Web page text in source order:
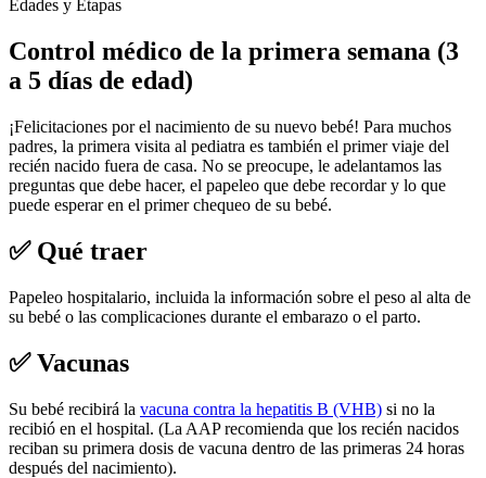
Edades y Etapas
Control médico de la primera semana (3
a 5 días de edad)
¡Felicitaciones por el nacimiento de su nuevo bebé! Para muchos
padres, la primera visita al pediatra es también el primer viaje del
recién nacido fuera de casa. No se preocupe, le adelantamos las
preguntas que debe hacer, el papeleo que debe recordar y lo que
puede esperar en el primer chequeo de su bebé.
✅ Qué traer
Papeleo hospitalario, incluida la información sobre el peso al alta de
su bebé o las complicaciones durante el embarazo o el parto.
✅ Vacunas
Su bebé recibirá la vacuna contra la hepatitis B (VHB) si no la
recibió en el hospital. (La AAP recomienda que los recién nacidos
reciban su primera dosis de vacuna dentro de las primeras 24 horas
después del nacimiento).